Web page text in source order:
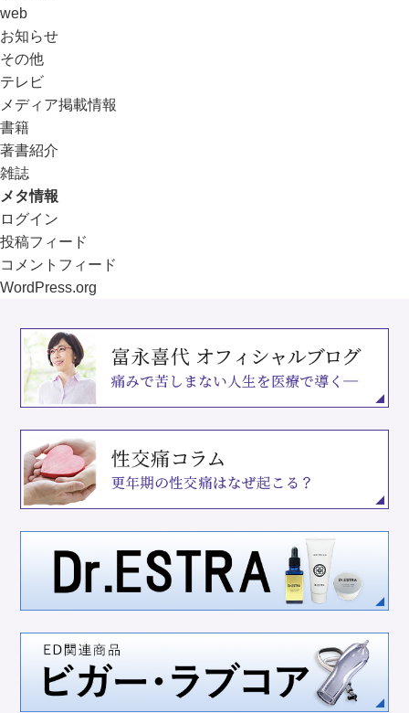
web
お知らせ
その他
テレビ
メディア掲載情報
書籍
著書紹介
雑誌
メタ情報
ログイン
投稿フィード
コメントフィード
WordPress.org